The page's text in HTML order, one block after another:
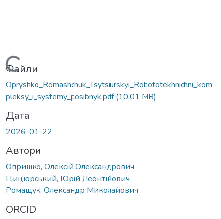
Вантажиться...
Файли
Opryshko_Romashchuk_Tsytsiurskyi_Robototekhnichni_kom
pleksy_i_systemy_posibnyk.pdf(10,01 MB)
Дата
2026-01-22
Автори
Опришко, Олексій Олександрович
Цицюрський, Юрій Леонтійович
Ромащук, Олександр Миколайович
ORCID